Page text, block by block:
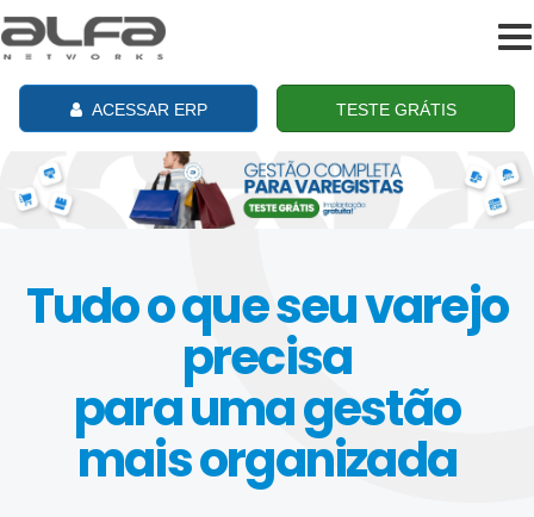
ACESSAR ERP TESTE GRÁTIS
Tudo o que seu varejo
precisa
para uma gestão
mais organizada